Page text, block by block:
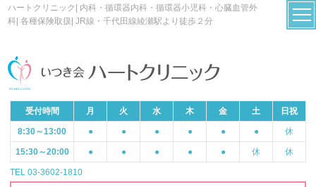
ハートクリニック| 内科・循環器内科・循環器小児科・心臓血管外
科| 各種保険取扱| JR線・千代田線綾瀬駅より徒歩２分
受付時間 月 火 水 木 金 土 日祝
8:30～13:00 ● ● ● ● ● ● 休
15:30～20:00 ● ● ● ● ● 休 休
TEL 03-3602-1810